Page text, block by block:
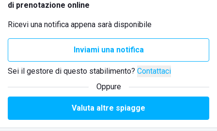
di prenotazione online
Ricevi una notifica appena sarà disponibile
Inviami una notifica
Sei il gestore di questo stabilimento? Contattaci
Oppure
Valuta altre spiagge